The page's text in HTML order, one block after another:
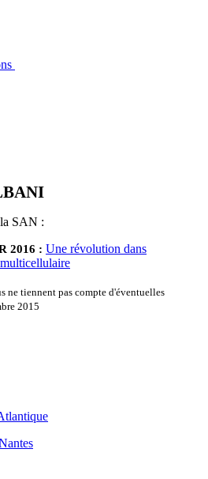
la SAN :
2016 : Une révolution dans
ne tiennent pas compte d'éventuelles
2015